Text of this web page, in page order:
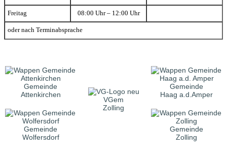
Freitag 08:00 Uhr – 12:00 Uhr
oder nach Terminabsprache
Gemeinde
Attenkirchen
VGem
Zolling
Gemeinde
Haag a.d.Amper
Gemeinde
Wolfersdorf
Gemeinde
Zolling